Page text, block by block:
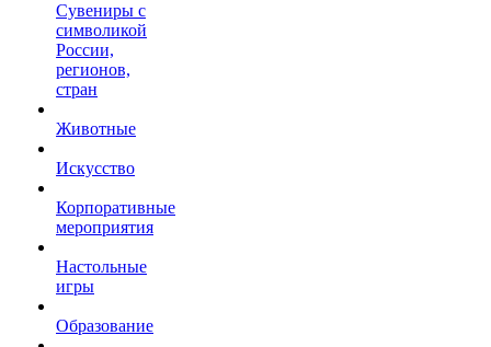
Сувениры с
символикой
России,
регионов,
стран
Животные
Искусство
Корпоративные
мероприятия
Настольные
игры
Образование